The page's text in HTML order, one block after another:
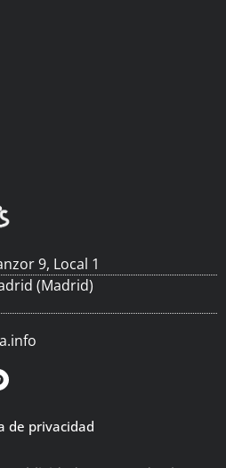
9, Local 1
(Madrid)
de privacidad